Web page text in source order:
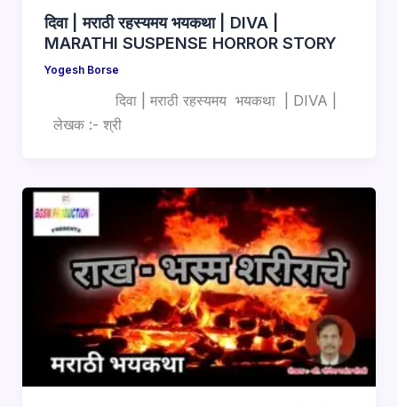
दिवा | मराठी रहस्यमय भयकथा | DIVA |
MARATHI SUSPENSE HORROR STORY
Yogesh Borse
दिवा | मराठी रहस्यमय भयकथा | DIVA |
लेखक :- श्री